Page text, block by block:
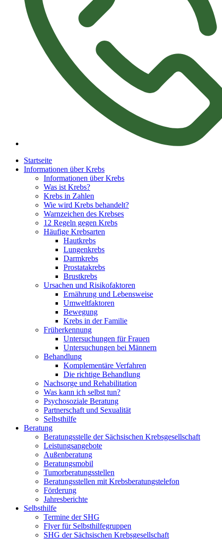
Startseite
Informationen über Krebs
Informationen über Krebs
Was ist Krebs?
Krebs in Zahlen
Wie wird Krebs behandelt?
Warnzeichen des Krebses
12 Regeln gegen Krebs
Häufige Krebsarten
Hautkrebs
Lungenkrebs
Darmkrebs
Prostatakrebs
Brustkrebs
Ursachen und Risikofaktoren
Ernährung und Lebensweise
Umweltfaktoren
Bewegung
Krebs in der Familie
Früherkennung
Untersuchungen für Frauen
Untersuchungen bei Männern
Behandlung
Komplementäre Verfahren
Die richtige Behandlung
Nachsorge und Rehabilitation
Was kann ich selbst tun?
Psychosoziale Beratung
Partnerschaft und Sexualität
Selbsthilfe
Beratung
Beratungsstelle der Sächsischen Krebsgesellschaft
Leistungsangebote
Außenberatung
Beratungsmobil
Tumorberatungsstellen
Beratungsstellen mit Krebsberatungstelefon
Förderung
Jahresberichte
Selbsthilfe
Termine der SHG
Flyer für Selbsthilfegruppen
SHG der Sächsischen Krebsgesellschaft